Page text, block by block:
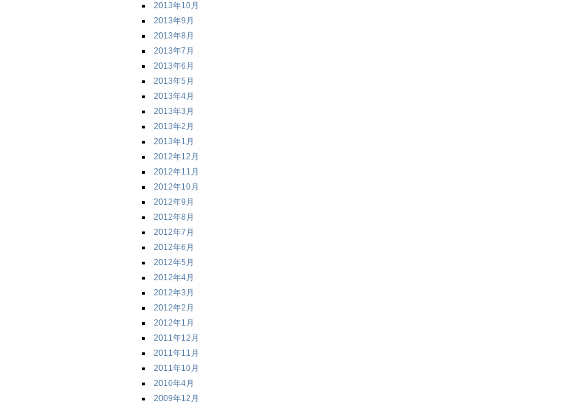
2013年10月
2013年9月
2013年8月
2013年7月
2013年6月
2013年5月
2013年4月
2013年3月
2013年2月
2013年1月
2012年12月
2012年11月
2012年10月
2012年9月
2012年8月
2012年7月
2012年6月
2012年5月
2012年4月
2012年3月
2012年2月
2012年1月
2011年12月
2011年11月
2011年10月
2010年4月
2009年12月